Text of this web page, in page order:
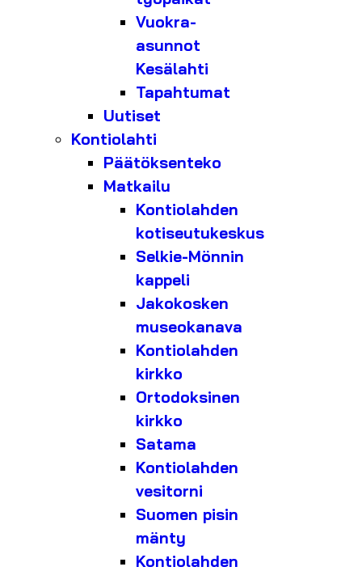
Vuokra-
asunnot
Kesälahti
Tapahtumat
Uutiset
Kontiolahti
Päätöksenteko
Matkailu
Kontiolahden
kotiseutukeskus
Selkie-Mönnin
kappeli
Jakokosken
museokanava
Kontiolahden
kirkko
Ortodoksinen
kirkko
Satama
Kontiolahden
vesitorni
Suomen pisin
mänty
Kontiolahden